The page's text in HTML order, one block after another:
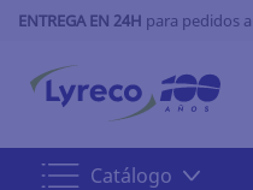
ENTREGA EN 24H para pedidos
Catálogo